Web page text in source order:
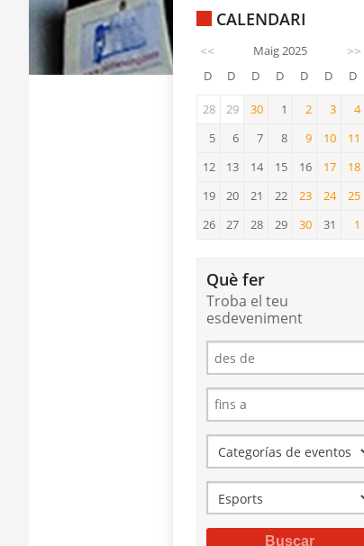
CALENDARI
<< Maig 2025 >>
D D D D D D D
28 29 30 1 2 3
3
4
4
5 6 7 8 9 10
10
11
11
12 13 14 15 16 17
17
18
18
19 20 21 22 23
23
24
24
25
26 27 28 29 30 31 1
Què fer
Troba el teu
esdeveniment